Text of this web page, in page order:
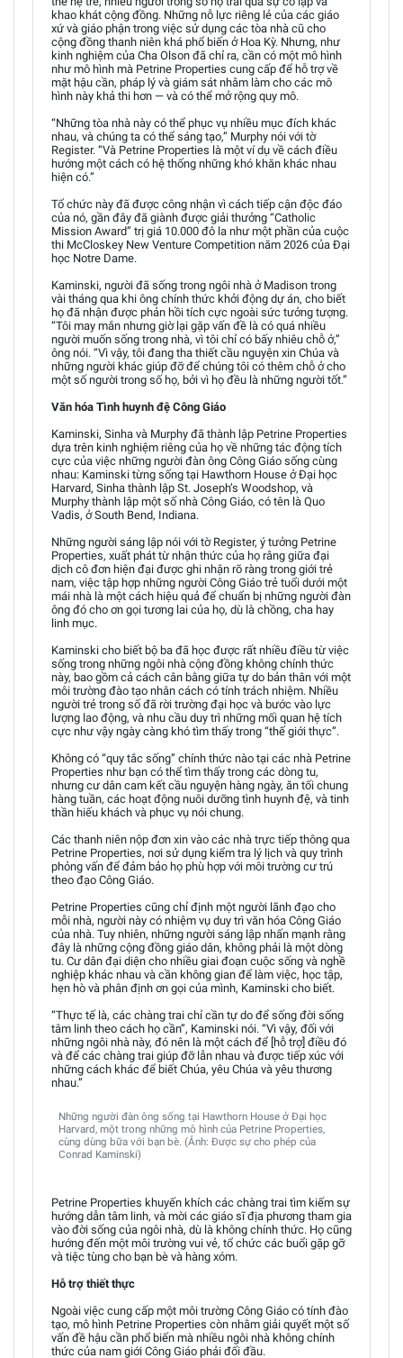
khao khát cộng đồng. Những nỗ lực riêng lẻ của các giáo
xứ và giáo phận trong việc sử dụng các tòa nhà cũ cho
cộng đồng thanh niên khá phổ biến ở Hoa Kỳ. Nhưng, như
kinh nghiệm của Cha Olson đã chỉ ra, cần có một mô hình
như mô hình mà Petrine Properties cung cấp để hỗ trợ về
mặt hậu cần, pháp lý và giám sát nhằm làm cho các mô
hình này khả thi hơn — và có thể mở rộng quy mô.
“Những tòa nhà này có thể phục vụ nhiều mục đích khác
nhau, và chúng ta có thể sáng tạo,” Murphy nói với tờ
Register. “Và Petrine Properties là một ví dụ về cách điều
hướng một cách có hệ thống những khó khăn khác nhau
hiện có.”
Tổ chức này đã được công nhận vì cách tiếp cận độc đáo
của nó, gần đây đã giành được giải thưởng “Catholic
Mission Award” trị giá 10.000 đô la như một phần của cuộc
thi McCloskey New Venture Competition năm 2026 của Đại
học Notre Dame.
Kaminski, người đã sống trong ngôi nhà ở Madison trong
vài tháng qua khi ông chính thức khởi động dự án, cho biết
họ đã nhận được phản hồi tích cực ngoài sức tưởng tượng.
“Tôi may mắn nhưng giờ lại gặp vấn đề là có quá nhiều
người muốn sống trong nhà, vì tôi chỉ có bấy nhiêu chỗ ở,”
ông nói. “Vì vậy, tôi đang tha thiết cầu nguyện xin Chúa và
những người khác giúp đỡ để chúng tôi có thêm chỗ ở cho
một số người trong số họ, bởi vì họ đều là những người tốt.”
Văn hóa Tình huynh đệ Công Giáo
Kaminski, Sinha và Murphy đã thành lập Petrine Properties
dựa trên kinh nghiệm riêng của họ về những tác động tích
cực của việc những người đàn ông Công Giáo sống cùng
nhau: Kaminski từng sống tại Hawthorn House ở Đại học
Harvard, Sinha thành lập St. Joseph’s Woodshop, và
Murphy thành lập một số nhà Công Giáo, có tên là Quo
Vadis, ở South Bend, Indiana.
Những người sáng lập nói với tờ Register, ý tưởng Petrine
Properties, xuất phát từ nhận thức của họ rằng giữa đại
dịch cô đơn hiện đại được ghi nhận rõ ràng trong giới trẻ
nam, việc tập hợp những người Công Giáo trẻ tuổi dưới một
mái nhà là một cách hiệu quả để chuẩn bị những người đàn
ông đó cho ơn gọi tương lai của họ, dù là chồng, cha hay
linh mục.
Kaminski cho biết bộ ba đã học được rất nhiều điều từ việc
sống trong những ngôi nhà cộng đồng không chính thức
này, bao gồm cả cách cân bằng giữa tự do bản thân với một
môi trường đào tạo nhân cách có tính trách nhiệm. Nhiều
người trẻ trong số đã rời trường đại học và bước vào lực
lượng lao động, và nhu cầu duy trì những mối quan hệ tích
cực như vậy ngày càng khó tìm thấy trong “thế giới thực”.
Không có “quy tắc sống” chính thức nào tại các nhà Petrine
Properties như bạn có thể tìm thấy trong các dòng tu,
nhưng cư dân cam kết cầu nguyện hàng ngày, ăn tối chung
hàng tuần, các hoạt động nuôi dưỡng tình huynh đệ, và tinh
thần hiếu khách và phục vụ nói chung.
Các thanh niên nộp đơn xin vào các nhà trực tiếp thông qua
Petrine Properties, nơi sử dụng kiểm tra lý lịch và quy trình
phỏng vấn để đảm bảo họ phù hợp với môi trường cư trú
theo đạo Công Giáo.
Petrine Properties cũng chỉ định một người lãnh đạo cho
mỗi nhà, người này có nhiệm vụ duy trì văn hóa Công Giáo
của nhà. Tuy nhiên, những người sáng lập nhấn mạnh rằng
đây là những cộng đồng giáo dân, không phải là một dòng
tu. Cư dân đại diện cho nhiều giai đoạn cuộc sống và nghề
nghiệp khác nhau và cần không gian để làm việc, học tập,
hẹn hò và phân định ơn gọi của mình, Kaminski cho biết.
“Thực tế là, các chàng trai chỉ cần tự do để sống đời sống
tâm linh theo cách họ cần”, Kaminski nói. “Vì vậy, đối với
những ngôi nhà này, đó nên là một cách để [hỗ trợ] điều đó
và để các chàng trai giúp đỡ lẫn nhau và được tiếp xúc với
những cách khác để biết Chúa, yêu Chúa và yêu thương
nhau.”
Những người đàn ông sống tại Hawthorn House ở Đại học
Harvard, một trong những mô hình của Petrine Properties,
cùng dùng bữa với bạn bè. (Ảnh: Được sự cho phép của
Conrad Kaminski)
Petrine Properties khuyến khích các chàng trai tìm kiếm sự
hướng dẫn tâm linh, và mời các giáo sĩ địa phương tham gia
vào đời sống của ngôi nhà, dù là không chính thức. Họ cũng
hướng đến một môi trường vui vẻ, tổ chức các buổi gặp gỡ
và tiệc tùng cho bạn bè và hàng xóm.
Hỗ trợ thiết thực
Ngoài việc cung cấp một môi trường Công Giáo có tính đào
tạo, mô hình Petrine Properties còn nhằm giải quyết một số
vấn đề hậu cần phổ biến mà nhiều ngôi nhà không chính
thức của nam giới Công Giáo phải đối đầu.